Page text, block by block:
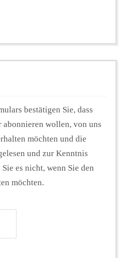
bestätigen Sie, dass
abonnieren wollen, von uns
möchten und die
und zur Kenntnis
es nicht, wenn Sie den
möchten.